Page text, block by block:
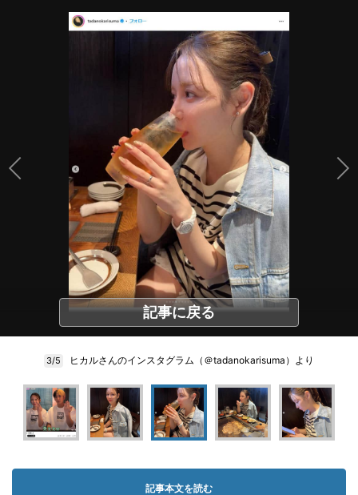
記事に戻る
3/5 ヒカルさんのインスタグラム（＠tadanokarisuma）より
記事本文を読む